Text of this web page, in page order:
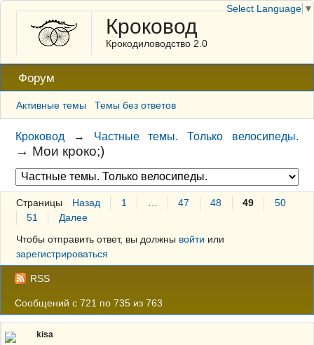
Кроковод
Крокодиловодство 2.0
Форум
Активные темы Темы без ответов
Кроковод → Частные темы. Только велосипеды.
→ Мои кроко;)
Страницы Назад 1 47 48 49
50
51
Далее
Чтобы отправить ответ, вы должны войти или
зарегистрироваться
RSS
Сообщений с 721 по 735 из 763
kisa
Select Language ▼